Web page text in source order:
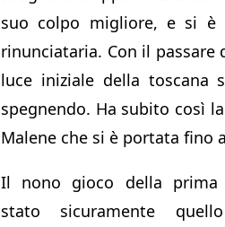
suo colpo migliore, e si è
rinunciataria. Con il passare
luce iniziale della toscana
spegnendo. Ha subito così
Malene che si è portata fino
Il nono gioco della prima
stato sicuramente